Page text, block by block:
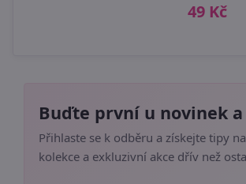
49 Kč
Buďte první u novinek a
Přihlaste se k odběru a získejte tipy
kolekce a exkluzivní akce dřív než